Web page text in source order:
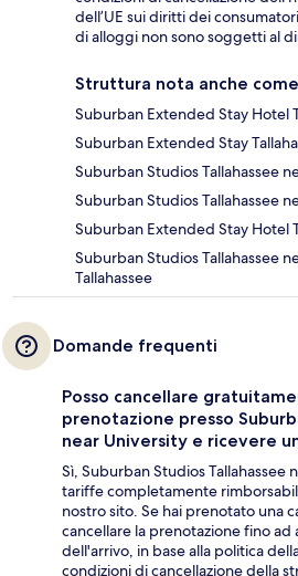
dell’UE sui diritti dei
di alloggi non sono soggetti al
Struttura nota anche come
Suburban Extended Stay Hotel
Suburban Extended Stay
Suburban Studios Tallahassee
Suburban Studios Tallahassee
Suburban Extended Stay Hotel
Suburban Studios Tallahassee
Tallahassee
Domande frequenti
Posso cancellare
prenotazione presso
near University e ricevere
Sì, Suburban Studios Tallahassee
tariffe completamente
nostro sito. Se hai prenotato una
cancellare la prenotazione fino ad
dell'arrivo, in base alla politica
condizioni di cancellazione della